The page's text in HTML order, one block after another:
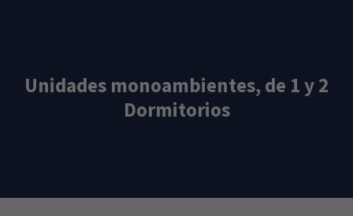
Unidades monoambientes, de 1 y 2
Dormitorios